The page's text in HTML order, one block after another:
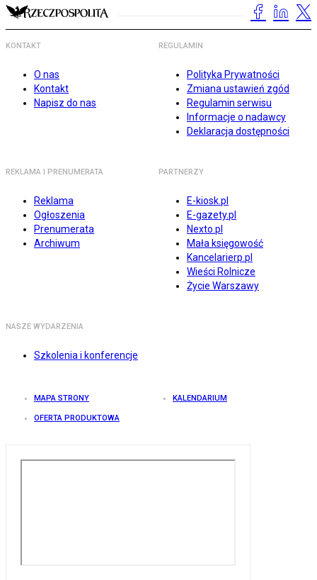
KONTAKT
O nas
Kontakt
Napisz do nas
REGULAMIN
Polityka Prywatności
Zmiana ustawień zgód
Regulamin serwisu
Informacje o nadawcy
Deklaracja dostępności
REKLAMA I PRENUMERATA
Reklama
Ogłoszenia
Prenumerata
Archiwum
PARTNERZY
E-kiosk.pl
E-gazety.pl
Nexto.pl
Mała księgowość
Kancelarierp.pl
Wieści Rolnicze
Życie Warszawy
NASZE WYDARZENIA
Szkolenia i konferencje
MAPA STRONY KALENDARIUM
OFERTA PRODUKTOWA